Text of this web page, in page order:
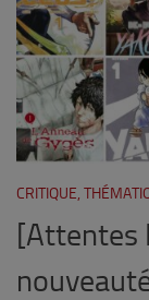
CRITIQUE,
[Attentes